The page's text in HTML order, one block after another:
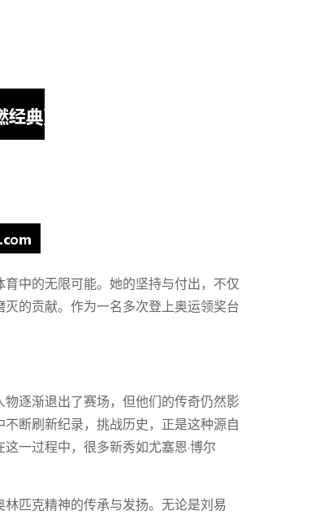
中的无限可能。她的坚持与付出，不仅
的贡献。作为一名多次登上奥运领奖台
逐渐退出了赛场，但他们的传奇仍然影
断刷新纪录，挑战历史，正是这种源自
一过程中，很多新秀如尤塞恩·博尔
匹克精神的传承与发扬。无论是刘易